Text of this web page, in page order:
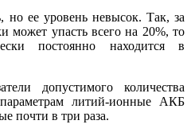
но ее уровень невысок. Так, за
может упасть всего на 20%, то
постоянно находится в
допустимого количества
литий-ионные АКБ
почти в три раза.